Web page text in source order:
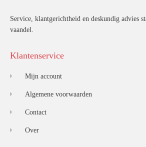
Service, klantgerichtheid en deskundig advies
vaandel.
Klantenservice
Mijn account
Algemene voorwaarden
Contact
Over